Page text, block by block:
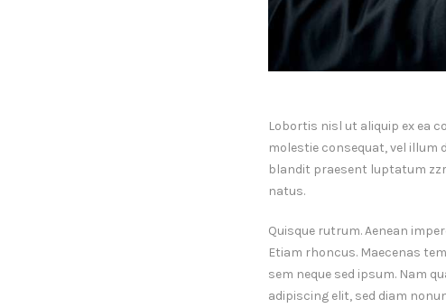
Lobortis nisl ut aliquip ex ea
molestie consequat, vel illum
blandit praesent luptatum
natus.
Quisque rutrum. Aenean
Etiam rhoncus. Maecenas
sem neque sed ipsum. Nam
adipiscing elit, sed diam